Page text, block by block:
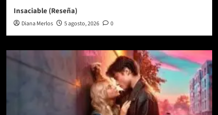
Insaciable (Reseña)
Diana Merlos 5 agosto, 2026 0